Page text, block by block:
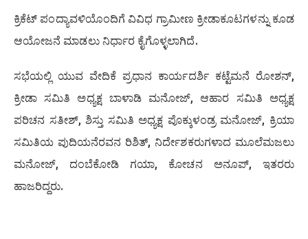
ಕ್ರಿಕೆಟ್ ಪಂದ್ಯಾವಳಿಯೊಂದಿಗೆ ವಿವಿಧ ಗ್ರಾಮೀಣ ಕ್ರೀಡಾಕೂಟಗಳನ್ನು ಕೂಡ
ಆಯೋಜನೆ ಮಾಡಲು ನಿರ್ಧಾರ ಕೈಗೊಳ್ಳಲಾಗಿದೆ.
ಸಭೆಯಲ್ಲಿ ಯುವ ವೇದಿಕೆ ಪ್ರಧಾನ ಕಾರ್ಯದರ್ಶಿ ಕಟ್ಟೆಮನೆ ರೋಶನ್,
ಕ್ರೀಡಾ ಸಮಿತಿ ಅಧ್ಯಕ್ಷ ಬಾಳಾಡಿ ಮನೋಜ್, ಆಹಾರ ಸಮಿತಿ ಅಧ್ಯಕ್ಷ
ಪರಿಚನ ಸತೀಶ್, ಶಿಸ್ತು ಸಮಿತಿ ಅಧ್ಯಕ್ಷ ಪೊಕ್ಕುಳಂಡ್ರ ಮನೋಜ್, ಕ್ರಿಯಾ
ಸಮಿತಿಯ ಪುದಿಯನೆರವನ ರಿಶಿತ್, ನಿರ್ದೇಶಕರುಗಳಾದ ಮೂಲೆಮಜಲು
ಮನೋಜ್, ದಂಬೆಕೋಡಿ ಗಯಾ, ಕೋಚನ ಅನೂಪ್, ಇತರರು
ಹಾಜರಿದ್ದರು.